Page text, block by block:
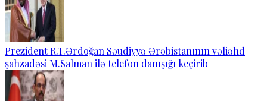
Prezident R.T.Ərdoğan Səudiyyə Ərəbistanının vəliəhd
şahzadəsi M.Salman ilə telefon danışığı keçirib